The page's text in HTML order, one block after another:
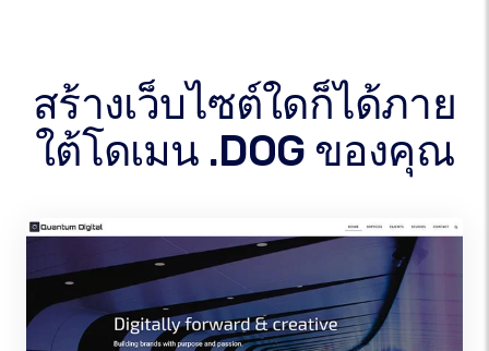
สร้างเว็บไซต์ใดก็ได้ภาย
ใต้โดเมน .DOG ของคุณ